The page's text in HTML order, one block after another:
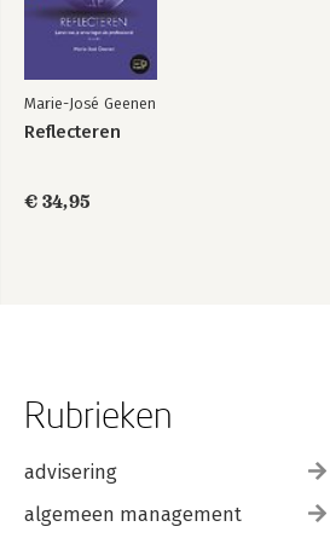
Marie-José Geenen
Reflecteren
€ 34,95
Rubrieken
advisering
algemeen management